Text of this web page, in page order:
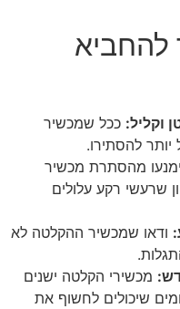
להחביא
וקליל: ככל שמכשיר
יותר להסתירו.
מהסתרת מכשיר
שרעשי רקע עלולים
: ודאו שמכשיר ההקלטה לא
: מכשירי הקלטה ישנים
שיכולים לחשוף את